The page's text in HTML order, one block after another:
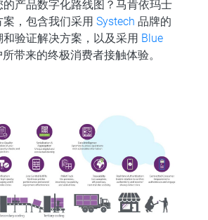
产品数字化路线图？马肯依玛士
，包含我们采用 Systech 品牌的
验证解决方案，以及采用 Blue
带来的终极消费者接触体验。